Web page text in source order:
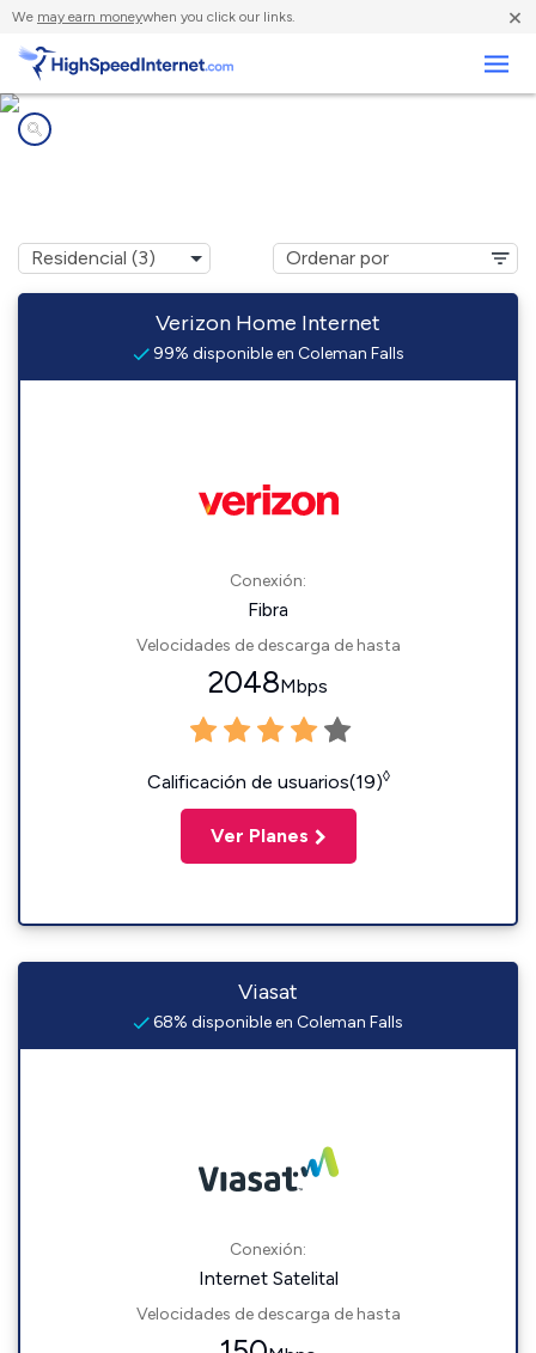
We may earn moneywhen you click our links. ×
Verizon Home Internet
99% disponible en Coleman Falls
Conexión:
Fibra
Velocidades de descarga de hasta
2048Mbps
Calificación de usuarios(19)◊
Ver Planes
Viasat
68% disponible en Coleman Falls
Conexión:
Internet Satelital
Velocidades de descarga de hasta